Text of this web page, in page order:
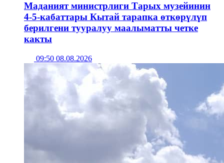
Маданият министрлиги Тарых музейинин
4-5-кабаттары Кытай тарапка өткөрүлүп
берилгени тууралуу маалыматты четке
какты
09:50 08.08.2026